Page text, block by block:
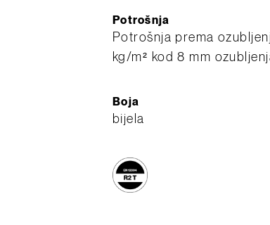
Potrošnja
Potrošnja prema
kg/m² kod 8 mm
Boja
bijela